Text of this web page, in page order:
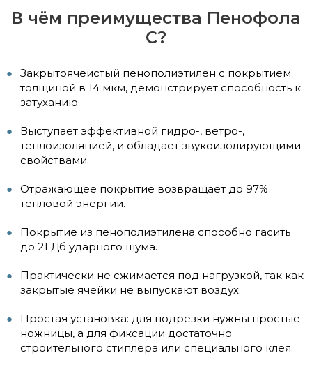
В чём преимущества Пенофола
С?
Закрытоячеистый пенополиэтилен с покрытием
толщиной в 14 мкм, демонстрирует способность к
затуханию.
Выступает эффективной гидро-, ветро-,
теплоизоляцией, и обладает звукоизолирующими
свойствами.
Отражающее покрытие возвращает до 97%
тепловой энергии.
Покрытие из пенополиэтилена способно гасить
до 21 Дб ударного шума.
Практически не сжимается под нагрузкой, так как
закрытые ячейки не выпускают воздух.
Простая установка: для подрезки нужны простые
ножницы, а для фиксации достаточно
строительного стиплера или специального клея.